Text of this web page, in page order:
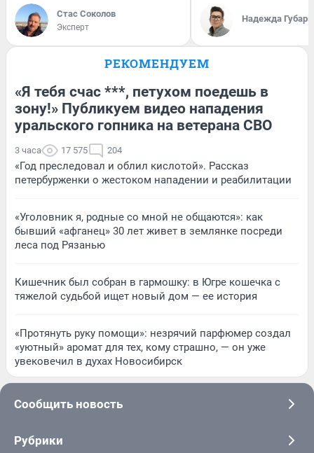
Стас Соколов
Эксперт
Надежда Губарь
РЕКОМЕНДУЕМ
«Я тебя счас ***, петухом поедешь в
зону!» Публикуем видео нападения
уральского гопника на ветерана СВО
3 часа 17 575 204
«Год преследовал и облил кислотой». Рассказ
петербурженки о жестоком нападении и реабилитации
«Уголовник я, родные со мной не общаются»: как
бывший «афганец» 30 лет живет в землянке посреди
леса под Рязанью
Кишечник был собран в гармошку: в Югре кошечка с
тяжелой судьбой ищет новый дом — ее история
«Протянуть руку помощи»: незрячий парфюмер создал
«уютный» аромат для тех, кому страшно, — он уже
увековечил в духах Новосибирск
Сообщить новость
Рубрики